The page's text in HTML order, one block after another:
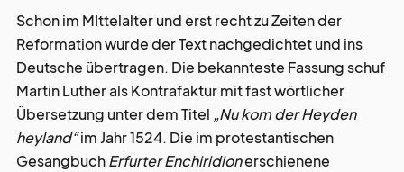
Schon im MIttelalter und erst recht zu Zeiten der
Reformation wurde der Text nachgedichtet und ins
Deutsche übertragen. Die bekannteste Fassung schuf
Martin Luther als Kontrafaktur mit fast wörtlicher
Übersetzung unter dem Titel „Nu kom der Heyden
heyland“im Jahr 1524. Die im protestantischen
GesangbuchErfurter Enchiridionerschienene